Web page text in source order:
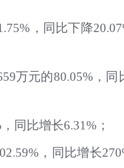
，同比下降
万元的80.05%，
同比增长6.31%；
，同比增长